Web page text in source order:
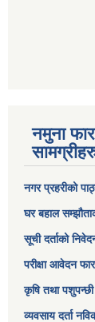
नमुना
नगर प्रहरीको
घर बहाल
सूची दर्ताको
परीक्षा आवेदन
कृषि तथा
व्यवसाय दर्ता